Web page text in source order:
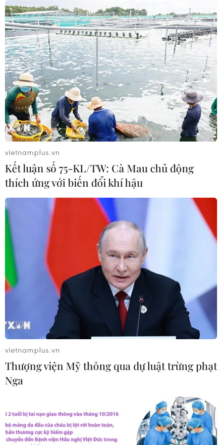
07/08/2026 06:37
Thái Lan: Xả súng gây thương vong
tại trường học ở Nonthaburi
07/08/2026 05:12
Nghệ nhân Đặng Văn Hậu
thổi sức sống mới cho nghệ thuật tò
he truyền thống
07/08/2026 03:19
Sập công trình tại Cuba khiến 2
người tử vong
07/08/2026 01:48
Syria: Nổ xe buýt gần thủ đô
Damascus khiến 2 người chết và 13
người bị thương
07/08/2026 00:50
Ớt nhập khẩu từ Mexico khiến hàng
trăm người tiêu dùng Mỹ nhiễm
khuẩn Salmonella
07/08/2026 00:43
thử khi đến Quy Nhơn
07/08/2026 00:00
vietnamplus.vn
Kết luận số 75-KL/TW: Cà Mau chủ động
thích ứng với biến đổi khí hậu
vietnamplus.vn
Thượng viện Mỹ thông qua dự luật trừng phạt
Nga